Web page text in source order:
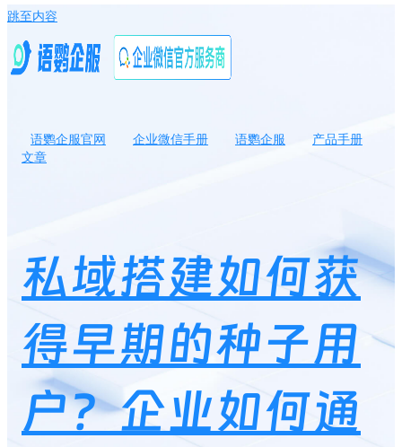
跳至内容
语鹦企服官网 企业微信手册 语鹦企服
产品手册
文章
私域搭建如何获
得早期的种子用
户？企业如何通